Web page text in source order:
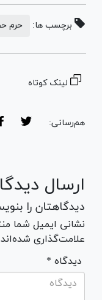
برچسب ها: حرم
لینک کوتاه
هم‌رسانی:
ارسال
دیدگاهتان را
نشانی ایمیل شما
علامت‌گذاری
* دیدگاه